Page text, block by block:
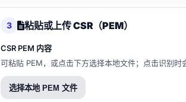
3 粘贴或上传 CSR（PEM）
CSR PEM 内容
可粘贴 PEM，或点击下方选择本地文件；点击识别时
选择本地 PEM 文件